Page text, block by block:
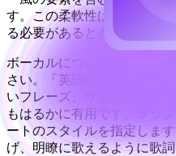
す。この柔軟性は、音声が
る必要があるときに有用です
ボーカルについては、スタ
さい。「英語の女性ボーカ
いフレーズ、サビ主導のフ
もはるかに有用です。ラッ
ートのスタイルを指定しま
げ、明瞭に歌えるように歌